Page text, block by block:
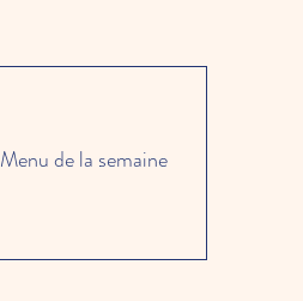
Menu de la semaine